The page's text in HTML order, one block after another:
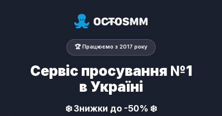
🏆 Працюємо з 2017 року
Сервіс просування №1
в Україні
❄️ Знижки до -50% ❄️